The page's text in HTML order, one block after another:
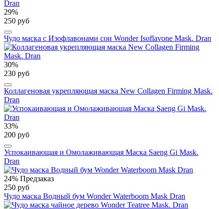
29%
250 руб
Чудо маска с Изофлавонами сои Wonder Isoflavone Mask. Dran
30%
230 руб
Коллагеновая укрепляющая маска New Collagen Firming Mask.
Dran
33%
200 руб
Успокаивающая и Омолаживающая Маска Saeng Gi Mask.
Dran
24% Предзаказ
250 руб
Чудо маска Водный бум Wonder Waterboom Mask Dran